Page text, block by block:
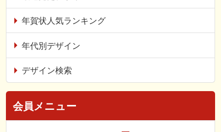
年賀状人気ランキング
年代別デザイン
デザイン検索
会員メニュー